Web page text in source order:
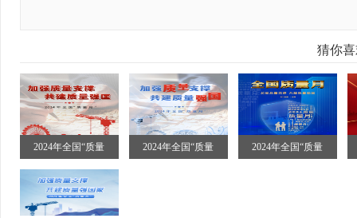
猜你
2024年全国“质量 2024年全国“质量 2024年全国“质量